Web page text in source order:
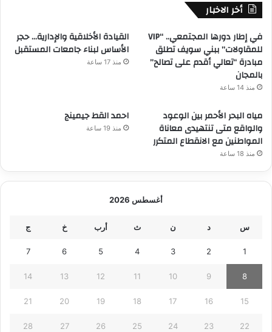
أخر الاخبار
في إطار دورها المجتمعي.. “VIP
للمقاولات” ببني سويف تطلق
مبادرة “تعالي أقدم على تصالح”
بالمجان
منذ 14 ساعة
القيادة الأخلاقية والإدارية… حجر
الأساس لبناء جامعات المستقبل
منذ 17 ساعة
مياه البحر الأحمر بين الوعود
والواقع متى تنتهيدى معاناة
المواطنين مع الانقطاع المتكرر
منذ 18 ساعة
احمد القط جيمينج
منذ 19 ساعة
أغسطس 2026
س د ن ث أرب خ ج
1
2
3
4
5
6
7
8
9
10
11
12
13
14
15
16
17
18
19
20
21
22
23
24
25
26
27
28